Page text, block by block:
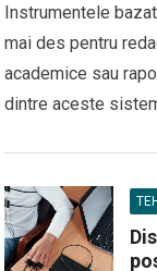
Instrumentele
mai des pentru
academice sau
dintre aceste